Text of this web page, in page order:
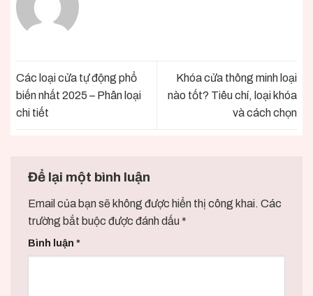
Các loại cửa tự động phổ
biến nhất 2025 – Phân loại
chi tiết
Khóa cửa thông minh loại
nào tốt? Tiêu chí, loại khóa
và cách chọn
Để lại một bình luận
Email của bạn sẽ không được hiển thị công khai. Các
trường bắt buộc được đánh dấu *
Bình luận *